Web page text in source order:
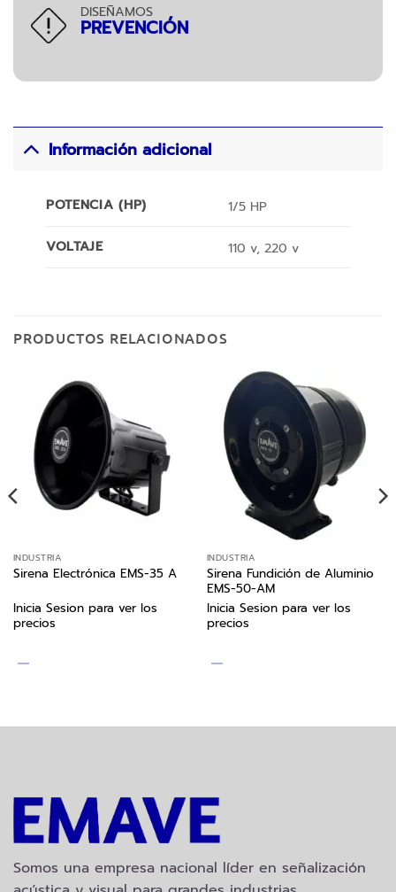
DISEÑAMOS
PREVENCIÓN
Información adicional
POTENCIA (HP) 1/5 HP
VOLTAJE 110 v, 220 v
PRODUCTOS RELACIONADOS
INDUSTRIA
Sirena Electrónica EMS-35 A
Inicia Sesion para ver los
precios
INDUSTRIA
Sirena Fundición de Aluminio
EMS-50-AM
Inicia Sesion para ver los
precios
Somos una empresa nacional líder en señalización